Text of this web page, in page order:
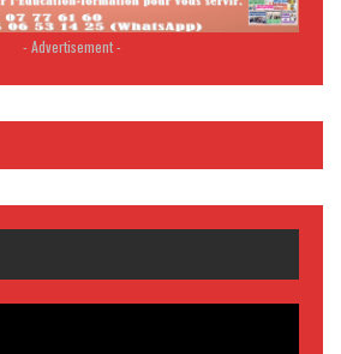
- Advertisement -